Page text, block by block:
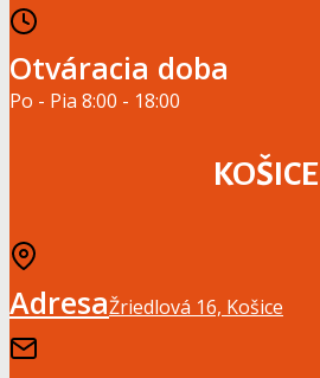
Otváracia doba
Po - Pia 8:00 - 18:00
KOŠICE
AdresaŽriedlová 16, Košice